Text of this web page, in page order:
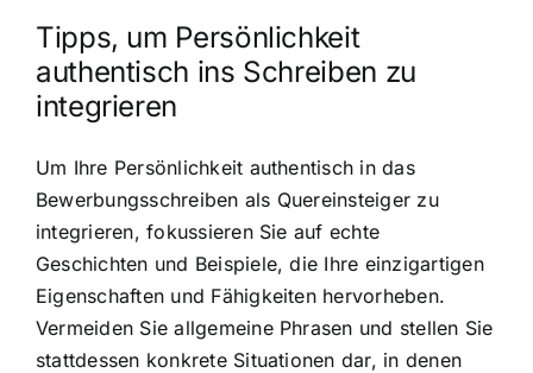
Tipps, um Persönlichkeit
authentisch ins Schreiben zu
integrieren
Um Ihre Persönlichkeit authentisch in das
Bewerbungsschreiben als Quereinsteiger zu
integrieren, fokussieren Sie auf echte
Geschichten und Beispiele, die Ihre einzigartigen
Eigenschaften und Fähigkeiten hervorheben.
Vermeiden Sie allgemeine Phrasen und stellen Sie
stattdessen konkrete Situationen dar, in denen